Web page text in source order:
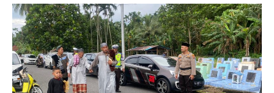
comments